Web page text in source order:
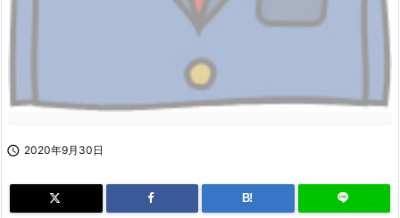
 2020年9月30日
B!